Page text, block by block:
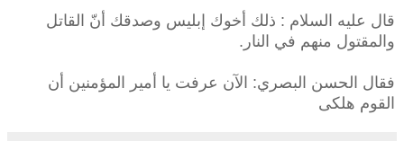
قال عليه السلام : ذلك أخوك إبليس وصدقك أنّ القاتل
والمقتول منهم في النار.
فقال الحسن البصري: الآن عرفت يا أمير المؤمنين أن
القوم هلكى